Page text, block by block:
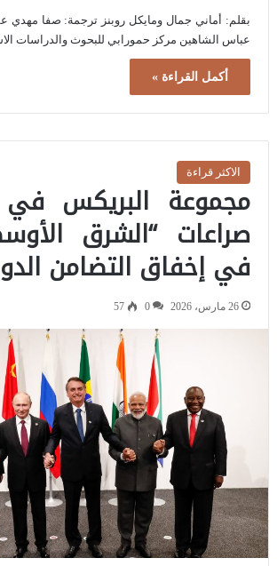
بقلم: أماني جمال ومايكل روبنز ترجمة: صفا مهدي
عباس الشاهين مركز حمورابي للبحوث والدراسات
أكمل القراءة »
الاكثر قراءة
مجموعة البريكس
صراعات “الشرق
في إخفاق التضامن
26 مارس، 2026 0
57